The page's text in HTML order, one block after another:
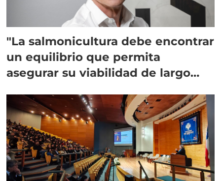
"La salmonicultura debe encontrar
un equilibrio que permita
asegurar su viabilidad de largo